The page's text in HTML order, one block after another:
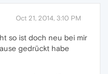
Oct 21, 2014, 3:10 PM
so ist doch neu bei mir
gedrückt habe